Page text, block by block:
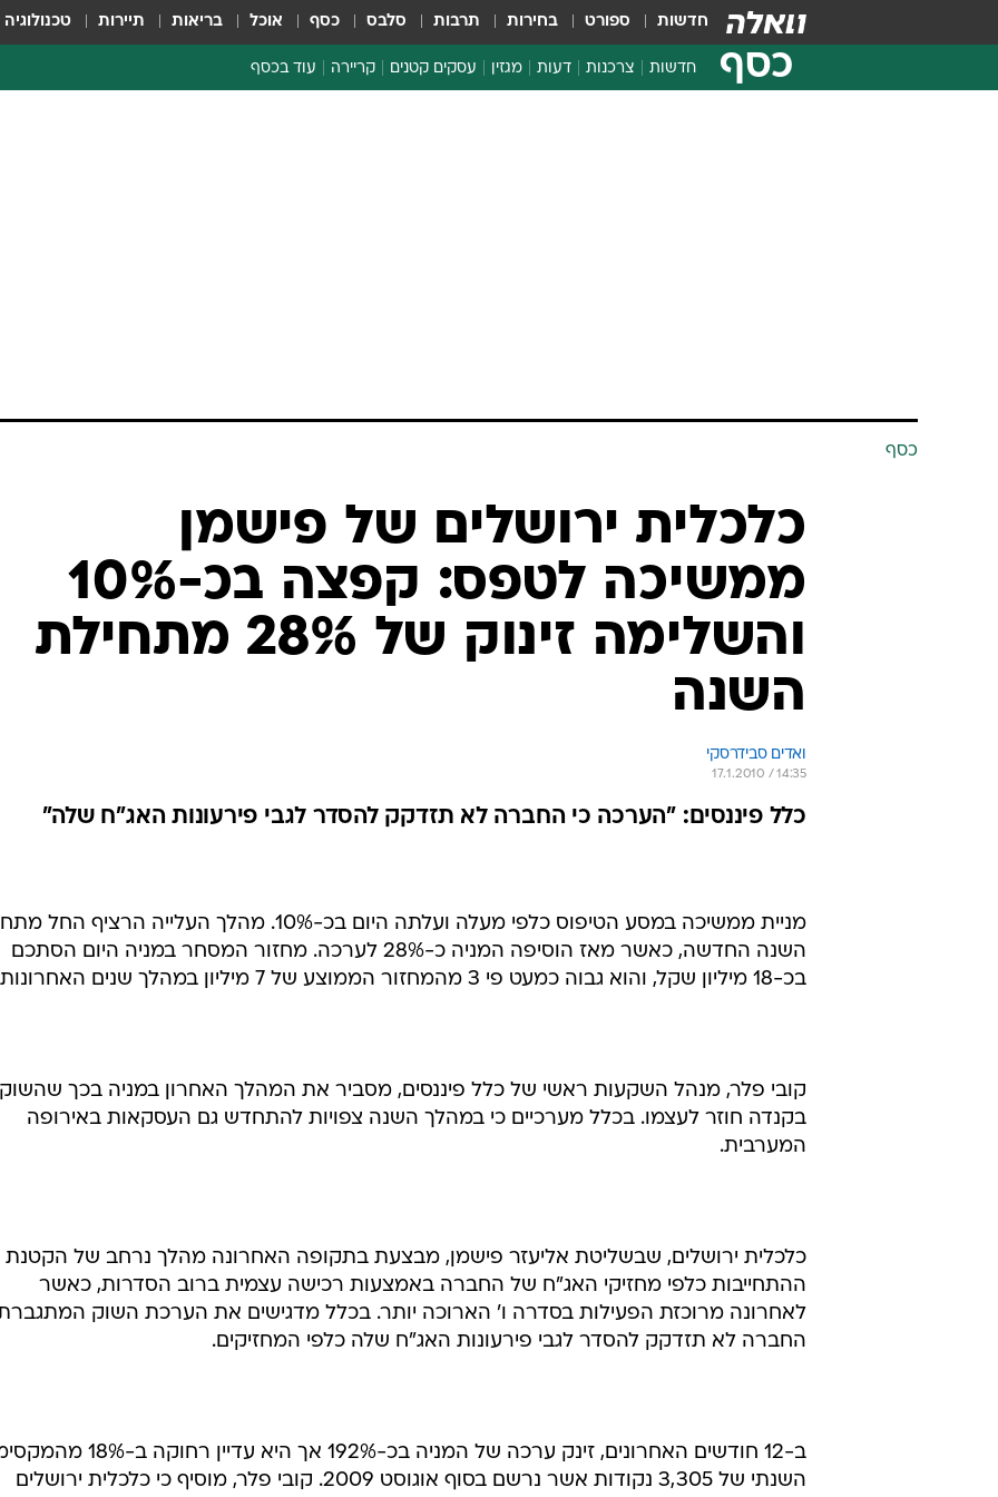
חדשות ספורט בחירות תרבות סלבס כסף אוכל בריאות תיירות טכנולוגיה
כסף חדשות צרכנות דעות מגזין עסקים קטנים קריירה עוד בכסף
כסף
כלכלית ירושלים של פישמן
ממשיכה לטפס: קפצה בכ-10%
והשלימה זינוק של 28% מתחילת
השנה
ואדים סבידרסקי
17.1.2010 / 14:35
כלל פיננסים: "הערכה כי החברה לא תזדקק להסדר לגבי פירעונות האג"ח שלה"
מניית ממשיכה במסע הטיפוס כלפי מעלה ועלתה היום בכ-10%. מהלך העלייה הרציף
השנה החדשה, כאשר מאז הוסיפה המניה כ-28% לערכה. מחזור המסחר במניה היום הסתכם
בכ-18 מיליון שקל, והוא גבוה כמעט פי 3 מהמחזור הממוצע של 7 מיליון במהלך שנים האחרונות.
קובי פלר, מנהל השקעות ראשי של כלל פיננסים, מסביר את המהלך האחרון במניה בכך שהשוק
בקנדה חוזר לעצמו. בכלל מערכיים כי במהלך השנה צפויות להתחדש גם העסקאות באירופה
המערבית.
כלכלית ירושלים, שבשליטת אליעזר פישמן, מבצעת בתקופה האחרונה מהלך נרחב של הקטנת
ההתחייבות כלפי מחזיקי האג"ח של החברה באמצעות רכישה עצמית ברוב הסדרות, כאשר
לאחרונה מרוכזת הפעילות בסדרה ו' הארוכה יותר. בכלל מדגישים את הערכת השוק המתגברת
החברה לא תזדקק להסדר לגבי פירעונות האג"ח שלה כלפי המחזיקים.
ב-12 חודשים האחרונים, זינק ערכה של המניה בכ-192% אך היא עדיין
השנתי של 3,305 נקודות אשר נרשם בסוף אוגוסט 2009. קובי פלר, מוסיף כי כלכלית ירושלים